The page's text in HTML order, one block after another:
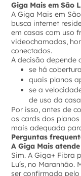
Giga Mais em São
A Giga Mais em
busca internet
em casas com uso
videochamadas,
conectados.
A decisão depende
se há
quais planos
se a
de uso da
Por isso, antes de
os cards dos
mais adequada
Perguntas
A Giga Mais
Sim. A Giga+ Fibra
Luís, no Maranhão.
ser confirmada pelo